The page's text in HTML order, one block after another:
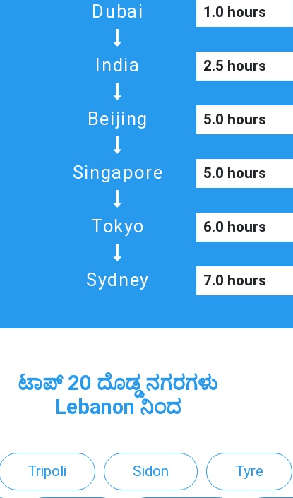
Dubai 1.0 hours
India 2.5 hours
Beijing 5.0 hours
Singapore 5.0 hours
Tokyo 6.0 hours
Sydney 7.0 hours
ಟಾಪ್ 20 ದೊಡ್ಡ ನಗರಗಳು
Lebanon ನಿಂದ
Tripoli Sidon Tyre